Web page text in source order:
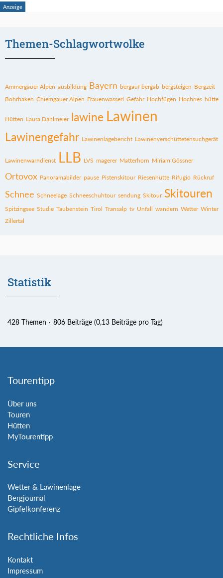
Themen-Schlagwortwolke
Ammergauer Alpen ausbildung Bayern bergauf bergab bergsteigen Bergzeit
Bohrhaken Chiemgauer Alpen Frauenwasserl Gefahr Hochfügen Hochries hütte
Hütten Laura Dahlmeier lawine Lawinen
Lawinengefahr Lawinenlagebericht Lawinenverschüttetensuchgerät
Lawinenwarndienst LLB LVS magerer Matterhorn Miriam Gössner
Ortovox Panoramabilder pause Pistenskitour Riesenhütte Rifugio Rückruf
Schnee Schneelage Schneeschuhtour sendung Skitour Skitouren
Spitzingsee Studie Taubenstein Tirol Transalp tv Unfall wandern Wetter Winter
Zillertal
Statistik
428 Themen 806 Beiträge (0,13 Beiträge pro Tag)
Tourentipp
Über uns
Touren
Hütten
MyTourentipp
Service
Wetter & Lawinenlage
Bergjournal
Gipfelkonferenz
Rechtliche Infos
Kontakt
Impressum